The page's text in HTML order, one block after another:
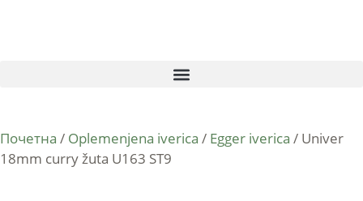
Почетна / Oplemenjena iverica / Egger iverica / Univer
18mm curry žuta U163 ST9